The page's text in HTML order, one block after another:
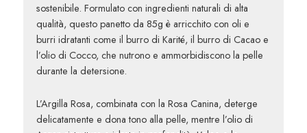
sostenibile. Formulato con ingredienti naturali di alta
qualità, questo panetto da 85g è arricchito con oli e
burri idratanti come il burro di Karité, il burro di Cacao e
l’olio di Cocco, che nutrono e ammorbidiscono la pelle
durante la detersione.
L’Argilla Rosa, combinata con la Rosa Canina, deterge
delicatamente e dona tono alla pelle, mentre l’olio di